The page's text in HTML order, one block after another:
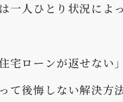
一人ひとり状況によ
宅ローンが返せない
て後悔しない解決方